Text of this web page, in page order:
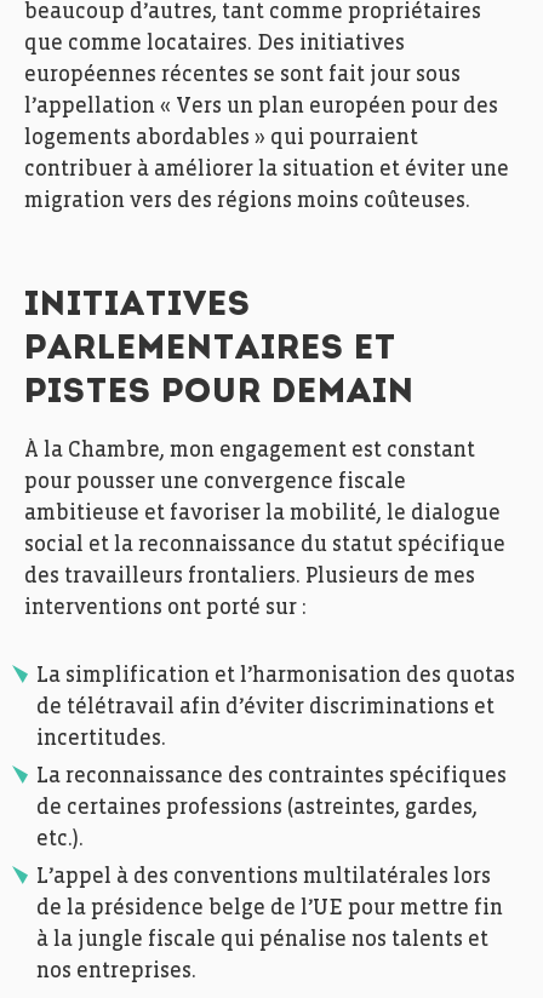
beaucoup d’autres, tant comme propriétaires
que comme locataires. Des initiatives
européennes récentes se sont fait jour sous
l’appellation « Vers un plan européen pour des
logements abordables » qui pourraient
contribuer à améliorer la situation et éviter une
migration vers des régions moins coûteuses.
INITIATIVES
PARLEMENTAIRES ET
PISTES POUR DEMAIN
À la Chambre, mon engagement est constant
pour pousser une convergence fiscale
ambitieuse et favoriser la mobilité, le dialogue
social et la reconnaissance du statut spécifique
des travailleurs frontaliers. Plusieurs de mes
interventions ont porté sur :
La simplification et l’harmonisation des quotas
de télétravail afin d’éviter discriminations et
incertitudes.
La reconnaissance des contraintes spécifiques
de certaines professions (astreintes, gardes,
etc.).
L’appel à des conventions multilatérales lors
de la présidence belge de l’UE pour mettre fin
à la jungle fiscale qui pénalise nos talents et
nos entreprises.